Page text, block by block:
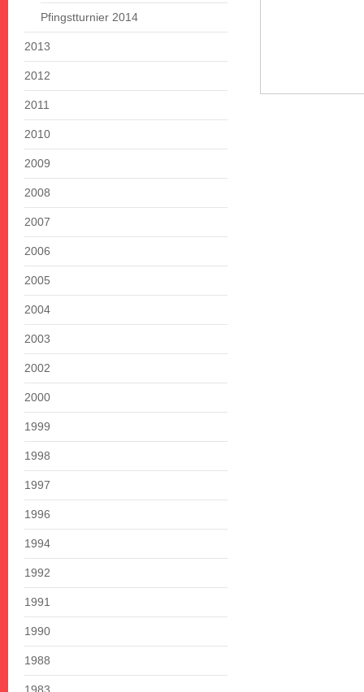
Pfingstturnier 2014
2013
2012
2011
2010
2009
2008
2007
2006
2005
2004
2003
2002
2000
1999
1998
1997
1996
1994
1992
1991
1990
1988